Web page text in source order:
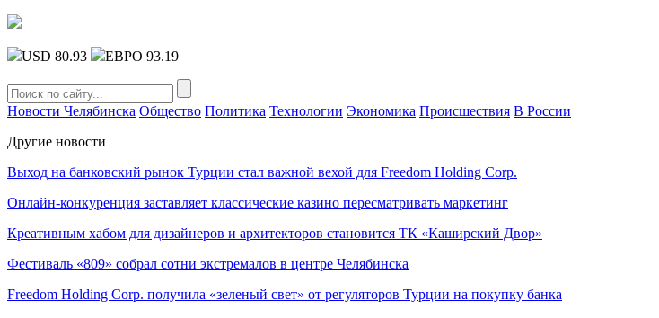
USD 80.93 ЕВРО 93.19
Новости Челябинска Общество Политика Технологии Экономика Происшествия В России
Другие новости
Выход на банковский рынок Турции стал важной вехой для Freedom Holding Corp.
Онлайн-конкуренция заставляет классические казино пересматривать маркетинг
Креативным хабом для дизайнеров и архитекторов становится ТК «Каширский Двор»
Фестиваль «809» собрал сотни экстремалов в центре Челябинска
Freedom Holding Corp. получила «зеленый свет» от регуляторов Турции на покупку банка